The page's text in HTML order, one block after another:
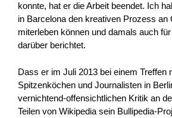
konnte, hat er die Arbeit beendet. Ich
in Barcelona den kreativen Prozess an
miterleben können und damals auch
darüber berichtet.
Dass er im Juli 2013 bei einem Treffen
Spitzenköchen und Journalisten in
vernichtend-offensichtlichen Kritik an
Teilen von Wikipedia sein Bullipedia-